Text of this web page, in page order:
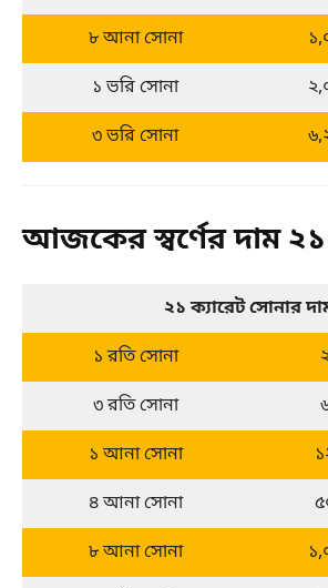
৮ আনা সোনা
১ ভরি সোনা
৩ ভরি সোনা
আজকের স্বর্ণের দাম ২১
২১ ক্যারেট সোনার
১ রতি সোনা
৩ রতি সোনা
১ আনা সোনা
৪ আনা সোনা
৮ আনা সোনা